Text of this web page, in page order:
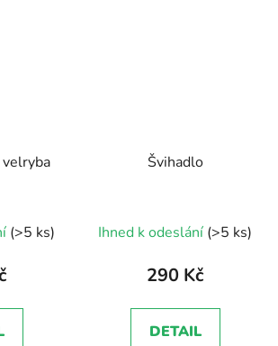
(>5 ks)
Švihadlo
Ihned k odeslání (>5 ks)
290 Kč
DETAIL